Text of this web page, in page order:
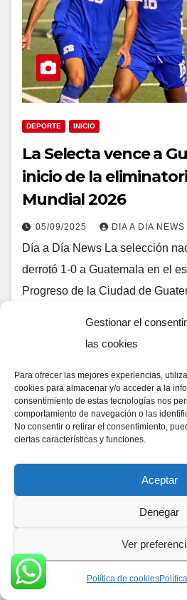
Gestionar el
las cookies
Para ofrecer las mejores experiencias,
cookies para almacenar y/o acceder a la
consentimiento de estas tecnologías nos
comportamiento de navegación o las
No consentir o retirar el consentimiento,
ciertas características y funciones.
Aceptar
Denegar
Ver
Política de cookies
DEPORTE INICIO
La Selecta vence a
inicio de la
Mundial 2026
05/09/2025 DIA A DIA NEWS
Día a Día News La selección
derrotó 1-0 a Guatemala en el
Progreso de la Ciudad de